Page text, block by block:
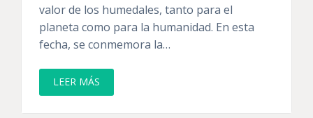
valor de los humedales, tanto para el
planeta como para la humanidad. En esta
fecha, se conmemora la…
LEER MÁS